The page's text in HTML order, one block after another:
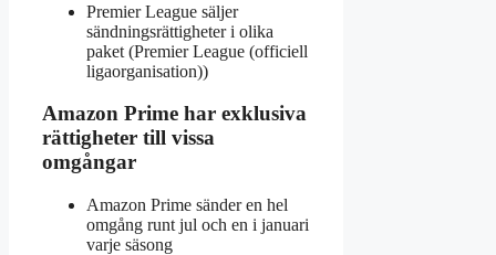
Premier League säljer
sändningsrättigheter i olika
paket (Premier League (officiell
ligaorganisation))
Amazon Prime har exklusiva
rättigheter till vissa
omgångar
Amazon Prime sänder en hel
omgång runt jul och en i januari
varje säsong